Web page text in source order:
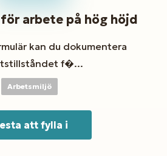
arbete på hög höjd
kan du dokumentera
f�...
Arbetsmiljö
att fylla i